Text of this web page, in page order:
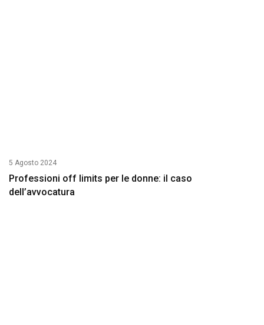
5 Agosto 2024
Professioni off limits per le donne: il caso
dell’avvocatura